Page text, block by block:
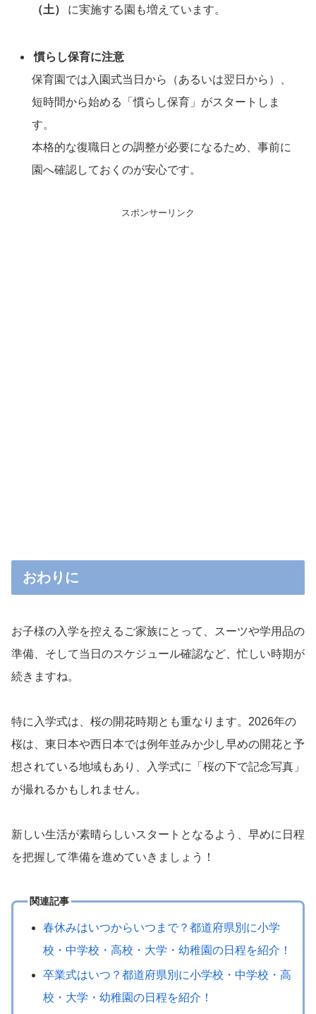
（土） に実施する園も増えています。
慣らし保育に注意
保育園では入園式当日から（あるいは翌日から）、
短時間から始める「慣らし保育」がスタートしま
す。
本格的な復職日との調整が必要になるため、事前に
園へ確認しておくのが安心です。
スポンサーリンク
おわりに
お子様の入学を控えるご家族にとって、スーツや学用品の
準備、そして当日のスケジュール確認など、忙しい時期が
続きますね。
特に入学式は、桜の開花時期とも重なります。2026年の
桜は、東日本や西日本では例年並みか少し早めの開花と予
想されている地域もあり、入学式に「桜の下で記念写真」
が撮れるかもしれません。
新しい生活が素晴らしいスタートとなるよう、早めに日程
を把握して準備を進めていきましょう！
関連記事
春休みはいつからいつまで？都道府県別に小学
校・中学校・高校・大学・幼稚園の日程を紹介！
卒業式はいつ？都道府県別に小学校・中学校・高
校・大学・幼稚園の日程を紹介！